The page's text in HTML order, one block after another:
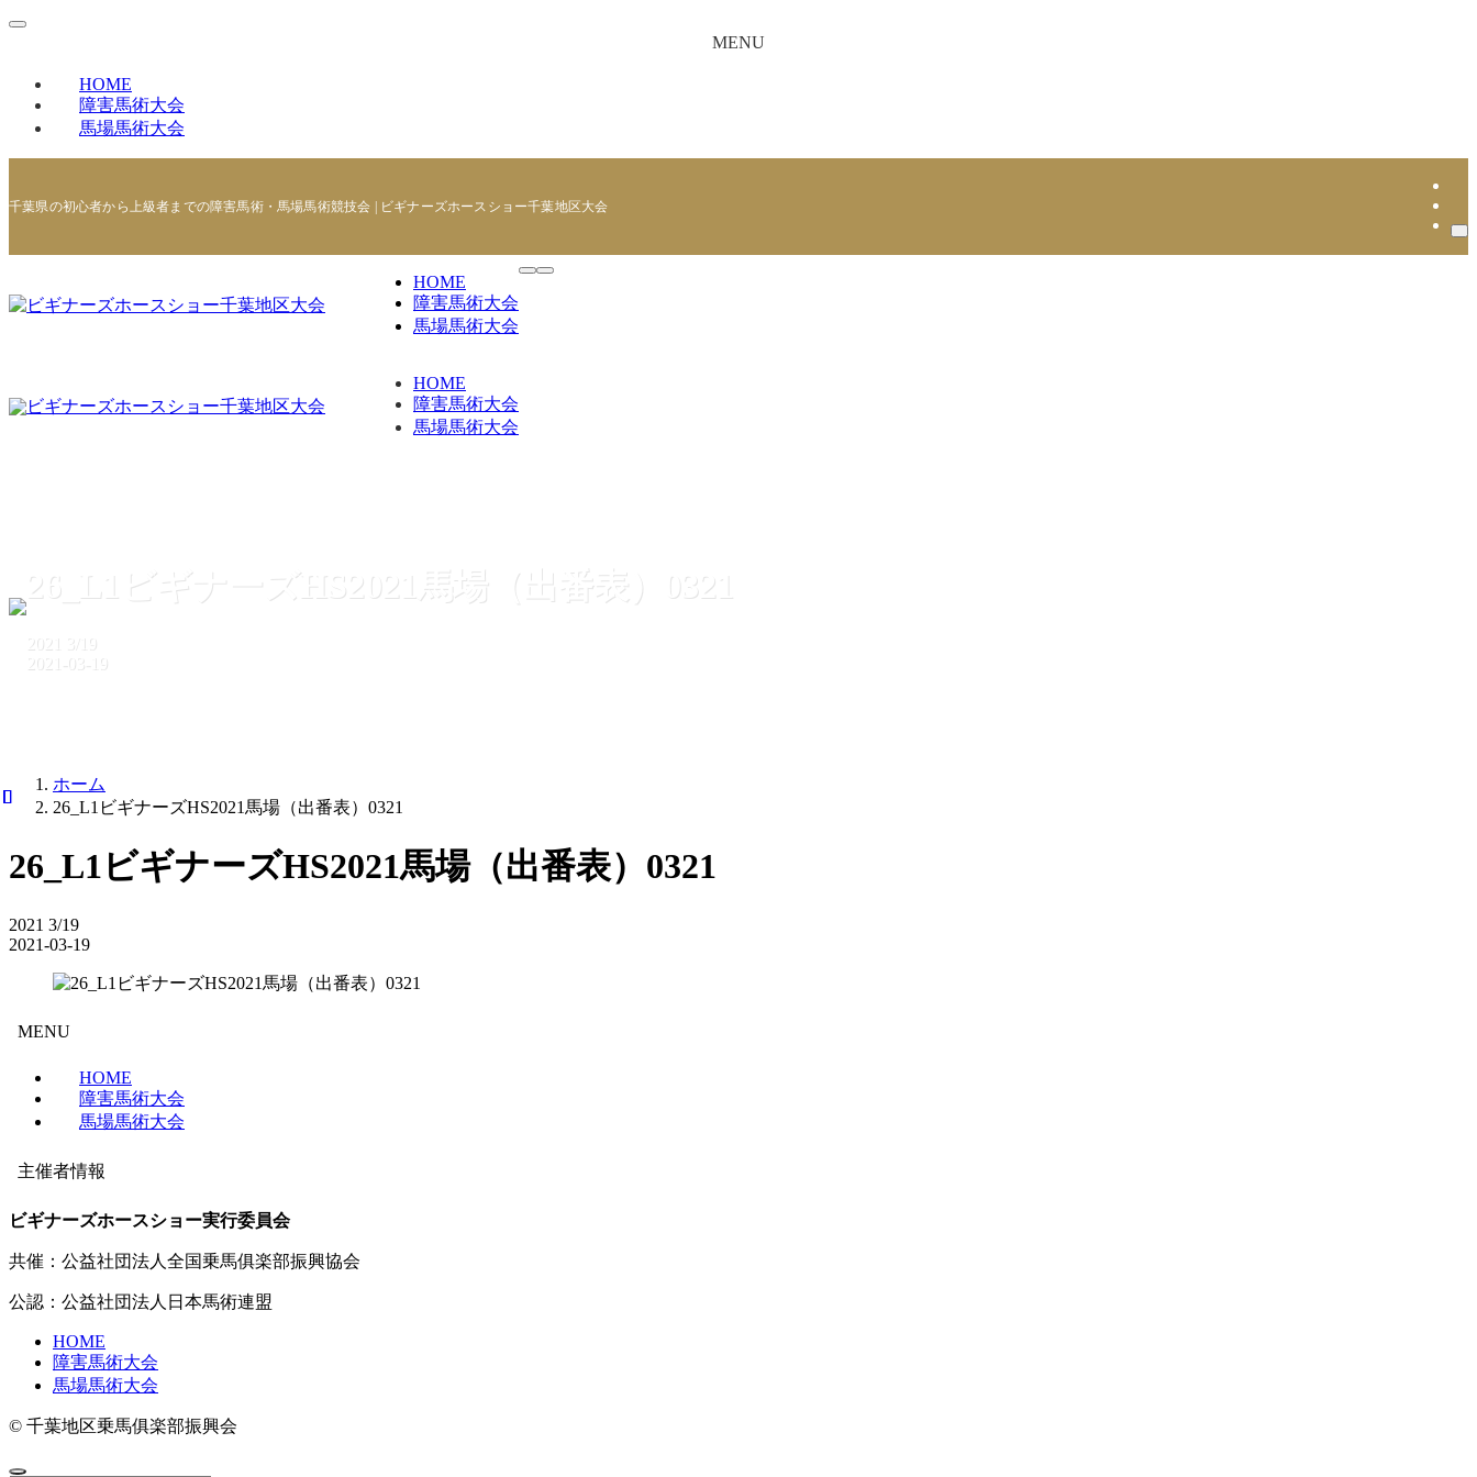
MENU
HOME
障害馬術大会
馬場馬術大会
千葉県の初心者から上級者までの障害馬術・馬場馬術競技会 | ビギナーズホースショー千葉地区大会
HOME
障害馬術大会
馬場馬術大会
HOME
障害馬術大会
馬場馬術大会
26_L1ビギナーズHS2021馬場（出番表）0321
2021
3/19
2021-03-19
ホーム
26_L1ビギナーズHS2021馬場（出番表）0321
26_L1ビギナーズHS2021馬場（出番表）0321
2021 3/19
2021-03-19
MENU
HOME
障害馬術大会
馬場馬術大会
主催者情報
ビギナーズホースショー実行委員会
共催：公益社団法人全国乗馬俱楽部振興協会
公認：公益社団法人日本馬術連盟
HOME
障害馬術大会
馬場馬術大会
© 千葉地区乗馬俱楽部振興会